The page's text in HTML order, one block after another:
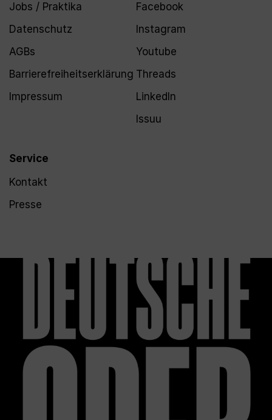
Jobs / Praktika
Datenschutz
AGBs
Barrierefreiheitserklärung
Impressum
Service
Kontakt
Presse
Facebook
Instagram
Youtube
Threads
LinkedIn
Issuu